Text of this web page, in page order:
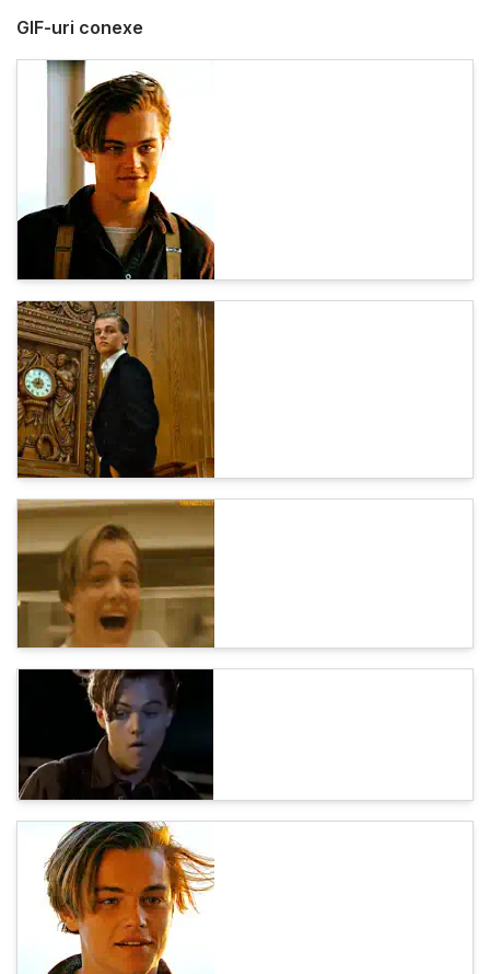
GIF-uri conexe